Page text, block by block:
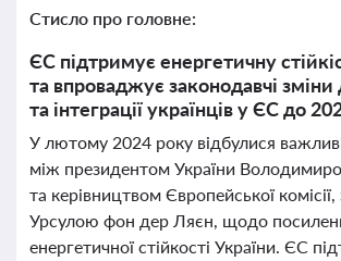
Стисло про головне:
ЄС підтримує енергетичну
та впроваджує законодавчі зміни
та інтеграції українців у ЄС до
У лютому 2024 року відбулися
між президентом України
та керівництвом Європейської
Урсулою фон дер Ляєн, щодо
енергетичної стійкості України. ЄС